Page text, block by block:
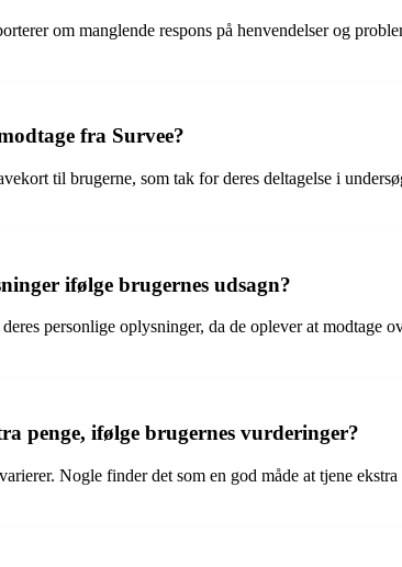
om manglende respons på henvendelser og
fra Survee?
til brugerne, som tak for deres deltagelse i
ifølge brugernes udsagn?
personlige oplysninger, da de oplever at
penge, ifølge brugernes vurderinger?
Nogle finder det som en god måde at tjene